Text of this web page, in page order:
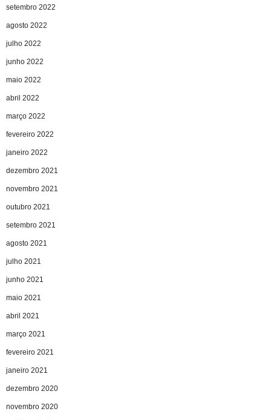
setembro 2022
agosto 2022
julho 2022
junho 2022
maio 2022
abril 2022
março 2022
fevereiro 2022
janeiro 2022
dezembro 2021
novembro 2021
outubro 2021
setembro 2021
agosto 2021
julho 2021
junho 2021
maio 2021
abril 2021
março 2021
fevereiro 2021
janeiro 2021
dezembro 2020
novembro 2020